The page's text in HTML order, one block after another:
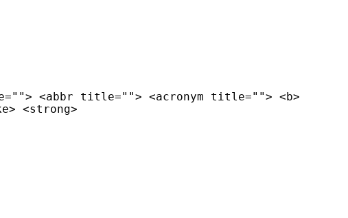
<abbr title=""> <acronym title=""> <b>
<strong>